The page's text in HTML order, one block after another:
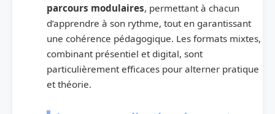
parcours modulaires, permettant à chacun
d’apprendre à son rythme, tout en garantissant
une cohérence pédagogique. Les formats mixtes,
combinant présentiel et digital, sont
particulièrement efficaces pour alterner pratique
et théorie.